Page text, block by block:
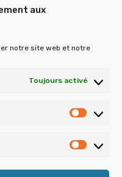
aux
notre site web et notre
Toujours activé